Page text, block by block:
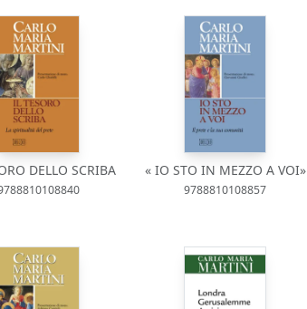
DELLO SCRIBA « IO STO IN MEZZO A VOI»
9788810108857